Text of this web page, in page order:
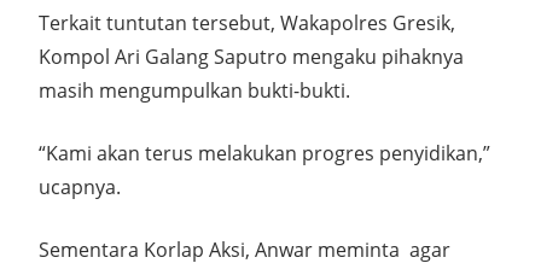
Terkait tuntutan tersebut, Wakapolres Gresik,
Kompol Ari Galang Saputro mengaku pihaknya
masih mengumpulkan bukti-bukti.
“Kami akan terus melakukan progres penyidikan,”
ucapnya.
Sementara Korlap Aksi, Anwar meminta agar